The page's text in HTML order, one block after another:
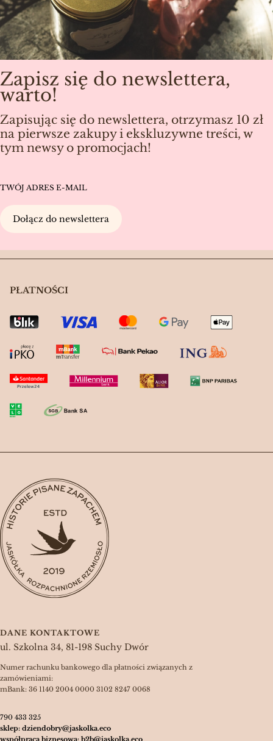
Zapisz się do newslettera,
warto!
Zapisując się do newslettera, otrzymasz 10 zł
na pierwsze zakupy i ekskluzywne treści, w
tym newsy o promocjach!
TWÓJ ADRES E-MAIL
Dołącz do newslettera
PŁATNOŚCI
DANE KONTAKTOWE
ul. Szkolna 34, 81-198 Suchy Dwór
Numer rachunku bankowego dla płatności związanych z
zamówieniami:
mBank: 36 1140 2004 0000 3102 8247 0068
790 433 325
sklep: dziendobry@jaskolka.eco